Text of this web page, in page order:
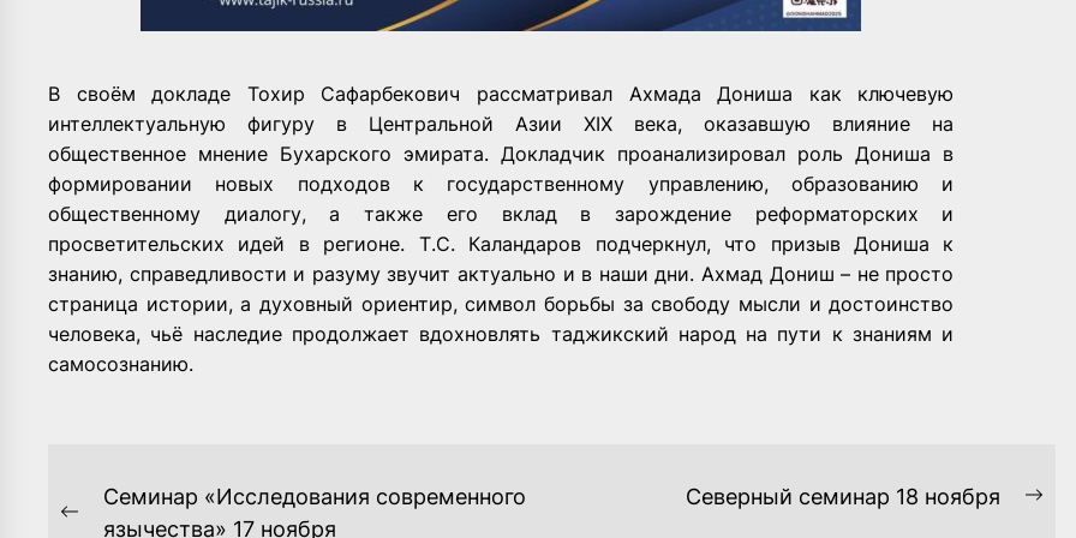
В своём докладе Тохир Сафарбекович рассматривал Ахмада Дониша как ключевую
интеллектуальную фигуру в Центральной Азии XIX века, оказавшую влияние на
общественное мнение Бухарского эмирата. Докладчик проанализировал роль Дониша в
формировании новых подходов к государственному управлению, образованию и
общественному диалогу, а также его вклад в зарождение реформаторских и
просветительских идей в регионе. Т.С. Каландаров подчеркнул, что призыв Дониша к
знанию, справедливости и разуму звучит актуально и в наши дни. Ахмад Дониш – не просто
страница истории, а духовный ориентир, символ борьбы за свободу мысли и достоинство
человека, чьё наследие продолжает вдохновлять таджикский народ на пути к знаниям и
самосознанию.
НАВИГАЦИЯ
Previous
Семинар «Исследования современного
язычества» 17 ноября
Северный семинар 18 ноября